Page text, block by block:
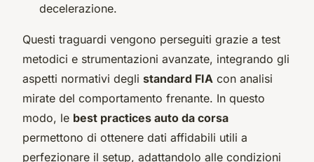
decelerazione.
Questi traguardi vengono perseguiti grazie a test
metodici e strumentazioni avanzate, integrando gli
aspetti normativi degli standard FIA con analisi
mirate del comportamento frenante. In questo
modo, le best practices auto da corsa
permettono di ottenere dati affidabili utili a
perfezionare il setup, adattandolo alle condizioni